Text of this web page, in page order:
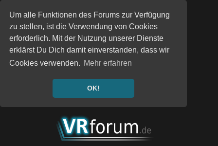
Um alle Funktionen des Forums zur Verfügung
zu stellen, ist die Verwendung von Cookies
erforderlich. Mit der Nutzung unserer Dienste
erklärst Du Dich damit einverstanden, dass wir
Cookies verwenden. Mehr erfahren
OK!